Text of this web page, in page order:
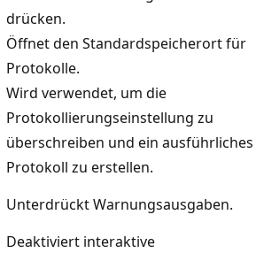
drücken.
Öffnet den Standardspeicherort für
Protokolle.
Wird verwendet, um die
Protokollierungseinstellung zu
überschreiben und ein ausführliches
Protokoll zu erstellen.
Unterdrückt Warnungsausgaben.
Deaktiviert interaktive